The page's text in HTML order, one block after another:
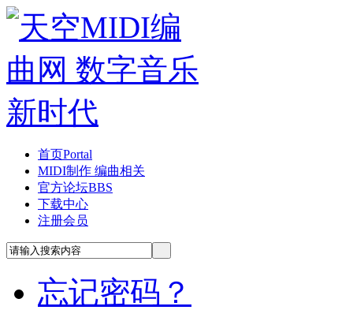
首页Portal
MIDI制作 编曲相关
官方论坛BBS
下载中心
注册会员
忘记密码？